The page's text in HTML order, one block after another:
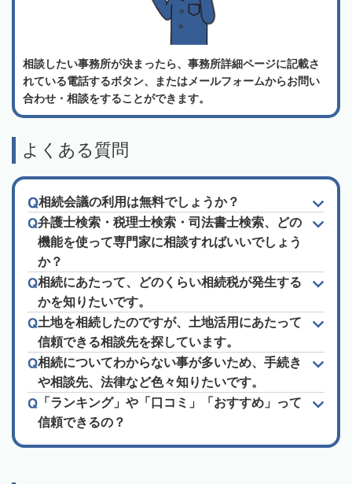
相談したい事務所が決まったら、事務所詳細ページに記載さ
れている電話するボタン、またはメールフォームからお問い
合わせ・相談をすることができます。
よくある質問
相続会議の利用は無料でしょうか？
弁護士検索・税理士検索・司法書士検索、どの
機能を使って専門家に相談すればいいでしょう
か？
相続にあたって、どのくらい相続税が発生する
かを知りたいです。
土地を相続したのですが、土地活用にあたって
信頼できる相談先を探しています。
相続についてわからない事が多いため、手続き
や相談先、法律など色々知りたいです。
「ランキング」や「口コミ」「おすすめ」って
信頼できるの？